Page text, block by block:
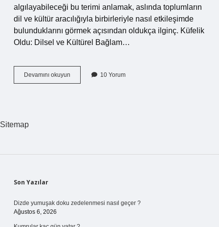
algılayabileceği bu terimi anlamak, aslında toplumların
dil ve kültür aracılığıyla birbirleriyle nasıl etkileşimde
bulunduklarını görmek açısından oldukça ilginç. Küfelik
Oldu: Dilsel ve Kültürel Bağlam…
Devamını okuyun
oldu
10 Yorum
Sitemap
Sidebar
Son Yazılar
Dizde yumuşak doku zedelenmesi nasıl geçer ?
Ağustos 6, 2026